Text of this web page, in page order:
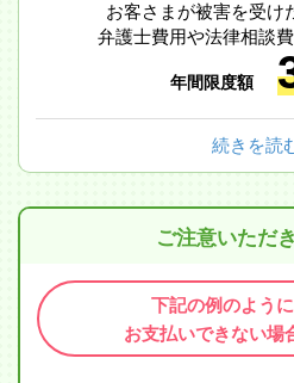
お客さまが被害を受け
弁護士費用や法律相談
年間限度額
続きを読
ご注意いただ
下記の例のよう
お支払いできない場